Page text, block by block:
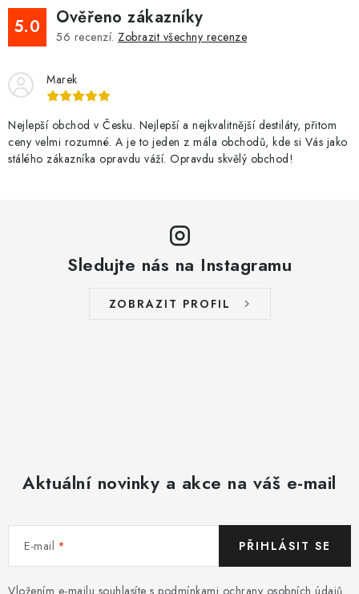
5.0 Ověřeno zákazníky
56 recenzí. Zobrazit všechny recenze
Marek
Nejlepší obchod v Česku. Nejlepší a nejkvalitnější destiláty, přitom
ceny velmi rozumné. A je to jeden z mála obchodů, kde si Vás jako
stálého zákazníka opravdu váží. Opravdu skvělý obchod!
Sledujte nás na Instagramu
ZOBRAZIT PROFIL
Aktuální novinky a akce na váš e-mail
E-mail
Vložením e-mailu souhlasíte s podmínkami ochrany osobních údajů
PŘIHLÁSIT SE